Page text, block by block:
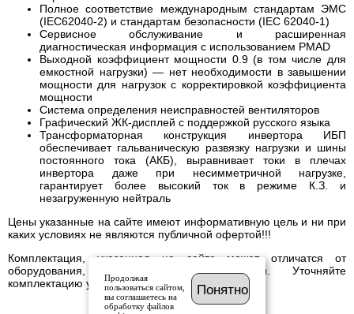
Полное соответствие международным стандартам ЭМС
(IEC62040-2) и стандартам безопасности (IEC 62040-1)
Сервисное обслуживание и расширенная
диагностическая информация с использованием PMAD
Выходной коэффициент мощности 0.9 (в том числе для
емкостной нагрузки) — нет необходимости в завышении
мощности для нагрузок с корректировкой коэффициента
мощности
Система определения неисправностей вентиляторов
Графический ЖК-дисплей с поддержкой русского языка
Трансформаторная конструкция инвертора ИБП
обеспечивает гальваническую развязку нагрузки и шины
постоянного тока (АКБ), выравнивает токи в плечах
инвертора даже при несимметричной нагрузке,
гарантирует более высокий ток в режиме К.З. и
незагруженную нейтраль
Цены указанные на сайте имеют информативную цель и ни при
каких условиях не являются публичной офертой!!!
Комплектация, указанная на сайте может отличатся от
оборудования, имеющегося в наличии. Уточняйте
комплектацию у менеджера.
Продолжая
пользоваться сайтом,
вы соглашаетесь на
обработку файлов
Понятно